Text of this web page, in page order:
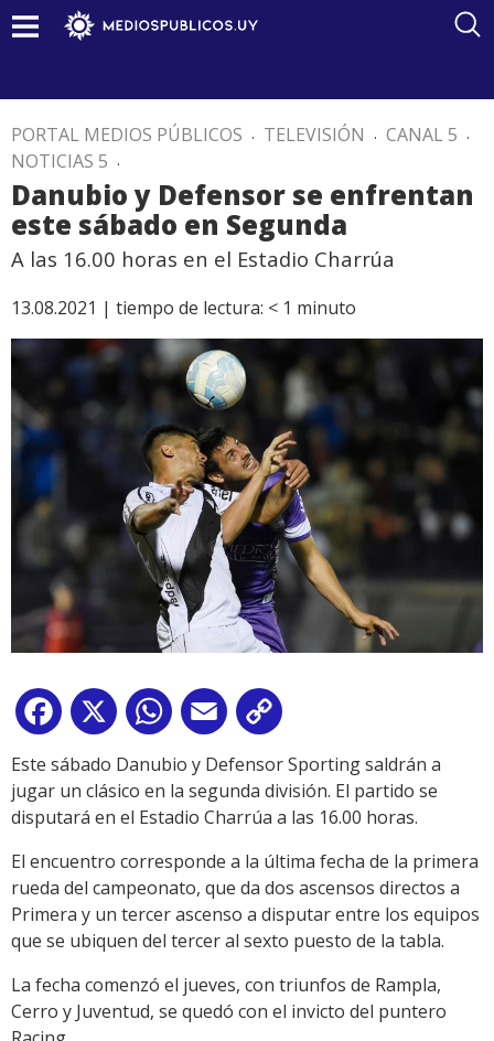
PORTAL MEDIOS PÚBLICOS . TELEVISIÓN . CANAL 5 .
NOTICIAS 5 .
Danubio y Defensor se enfrentan
este sábado en Segunda
A las 16.00 horas en el Estadio Charrúa
13.08.2021 | tiempo de lectura: < 1 minuto
Facebook
X WhatsApp
Email
Link
Este sábado Danubio y Defensor Sporting saldrán a
jugar un clásico en la segunda división. El partido se
disputará en el Estadio Charrúa a las 16.00 horas.
El encuentro corresponde a la última fecha de la primera
rueda del campeonato, que da dos ascensos directos a
Primera y un tercer ascenso a disputar entre los equipos
que se ubiquen del tercer al sexto puesto de la tabla.
La fecha comenzó el jueves, con triunfos de Rampla,
Cerro y Juventud, se quedó con el invicto del puntero